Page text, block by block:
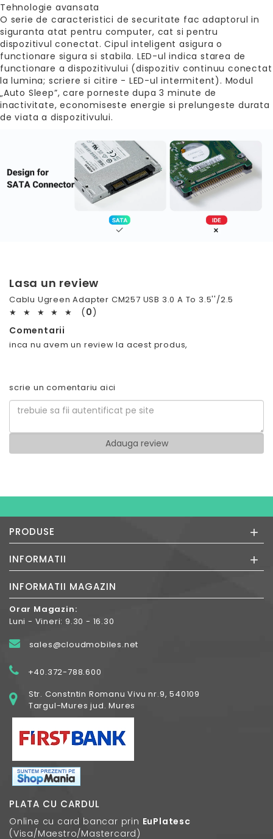
Tehnologie avansata
O serie de caracteristici de securitate fac adaptorul in
siguranta atat pentru computer, cat si pentru
dispozitivul conectat. Cipul inteligent asigura o
functionare sigura si stabila. LED-ul indica starea de
functionare a dispozitivului (dispozitiv continuu conectat
la lumina; scriere si citire - LED-ul intermitent). Modul
„Auto Sleep”, care porneste dupa 3 minute de
inactivitate, economiseste energie si prelungeste durata
de viata a dispozitivului.
Lasa un review
Cablu Ugreen Adapter CM257 USB 3.0 A To 3.5''/2.5
★
★ ★ ★ ★ (0)
Comentarii
inca nu avem un review la acest produs,
scrie un comentariu aici
PRODUSE +
INFORMATII +
INFORMATII MAGAZIN
Orar Magazin:
Luni - Vineri: 9.30 - 16.30
sales@cloudmobiles.net
+40.372-788.600
Str. Constntin Romanu Vivu nr.9, 540109
Targul-Mures jud. Mures
PLATA CU CARDUL
Online cu card bancar prin EuPlatesc
(Visa/Maestro/Mastercard)